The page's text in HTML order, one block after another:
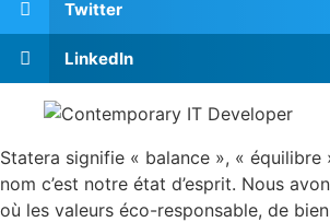
Twitter
LinkedIn
Statera signifie « balance », « équilibre
nom c’est notre état d’esprit. Nous
où les valeurs éco-responsable, de